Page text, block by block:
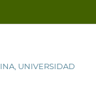
UNIVERSIDAD